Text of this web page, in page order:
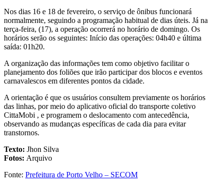
Nos dias 16 e 18 de fevereiro, o serviço de ônibus funcionará
normalmente, seguindo a programação habitual de dias úteis. Já na
terça-feira, (17), a operação ocorrerá no horário de domingo. Os
horários serão os seguintes: Início das operações: 04h40 e última
saída: 01h20.
A organização das informações tem como objetivo facilitar o
planejamento dos foliões que irão participar dos blocos e eventos
carnavalescos em diferentes pontos da cidade.
A orientação é que os usuários consultem previamente os horários
das linhas, por meio do aplicativo oficial do transporte coletivo
CittaMobi , e programem o deslocamento com antecedência,
observando as mudanças específicas de cada dia para evitar
transtornos.
Texto: Jhon Silva
Fotos: Arquivo
Fonte: Prefeitura de Porto Velho – SECOM